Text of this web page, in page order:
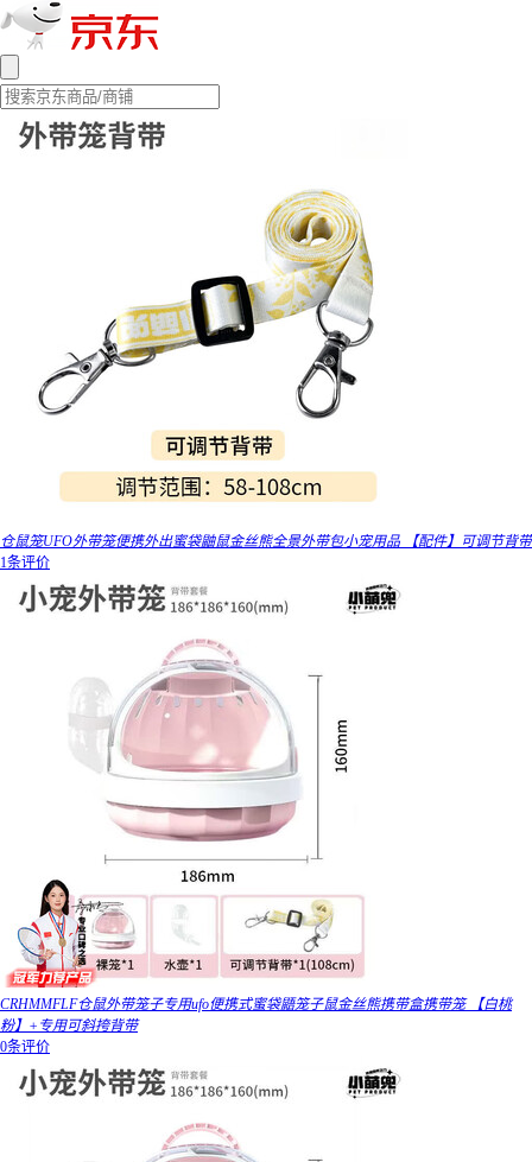
仓鼠笼UFO外带笼便携外出蜜袋鼬鼠金丝熊全景外带包小宠用品 【配件】可调节背带
1条评价
CRHMMFLF仓鼠外带笼子专用ufo便携式蜜袋鼯笼子鼠金丝熊携带盒携带笼 【白桃
粉】+专用可斜挎背带
0条评价